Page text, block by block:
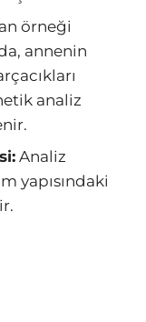
örneği
annenin
analiz
Analiz
yapısındaki